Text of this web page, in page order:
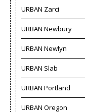
URBAN Zarci
URBAN Newbury
URBAN Newlyn
URBAN Slab
URBAN Portland
URBAN Oregon